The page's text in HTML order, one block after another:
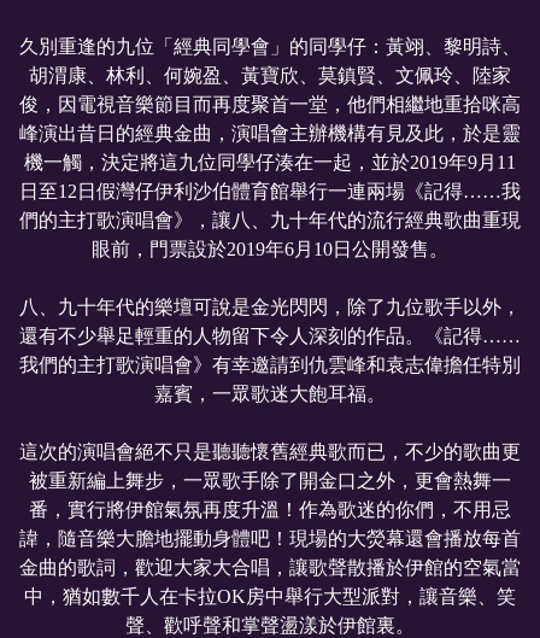
久別重逢的九位「經典同學會」的同學仔：黃翊、黎明詩、
胡渭康、林利、何婉盈、黃寶欣、莫鎮賢、文佩玲、陸家
俊，因電視音樂節目而再度聚首一堂，他們相繼地重拾咪高
峰演出昔日的經典金曲，演唱會主辦機構有見及此，於是靈
機一觸，決定將這九位同學仔湊在一起，並於2019年9月11
日至12日假灣仔伊利沙伯體育館舉行一連兩場《記得……我
們的主打歌演唱會》，讓八、九十年代的流行經典歌曲重現
眼前，門票設於2019年6月10日公開發售。
八、九十年代的樂壇可說是金光閃閃，除了九位歌手以外，
還有不少舉足輕重的人物留下令人深刻的作品。《記得……
我們的主打歌演唱會》有幸邀請到仇雲峰和袁志偉擔任特別
嘉賓，一眾歌迷大飽耳福。
這次的演唱會絕不只是聽聽懷舊經典歌而已，不少的歌曲更
被重新編上舞步，一眾歌手除了開金口之外，更會熱舞一
番，實行將伊館氣氛再度升溫！作為歌迷的你們，不用忌
諱，隨音樂大膽地擺動身體吧！現場的大熒幕還會播放每首
金曲的歌詞，歡迎大家大合唱，讓歌聲散播於伊館的空氣當
中，猶如數千人在卡拉OK房中舉行大型派對，讓音樂、笑
聲、歡呼聲和掌聲盪漾於伊館裏。